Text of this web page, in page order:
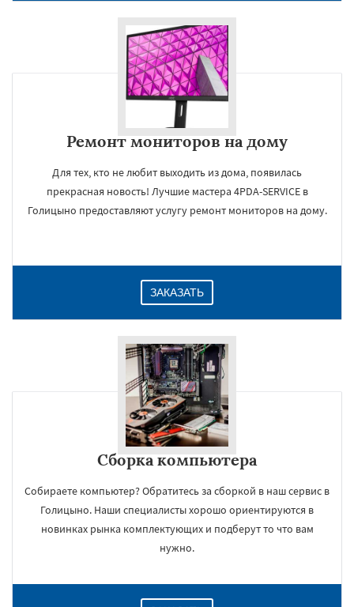
Ремонт мониторов на дому
Для тех, кто не любит выходить из дома, появилась
прекрасная новость! Лучшие мастера 4PDA-SERVICE в
Голицыно предоставляют услугу ремонт мониторов на дому.
ЗАКАЗАТЬ
Сборка компьютера
Собираете компьютер? Обратитесь за сборкой в наш сервис в
Голицыно. Наши специалисты хорошо ориентируются в
новинках рынка комплектующих и подберут то что вам
нужно.